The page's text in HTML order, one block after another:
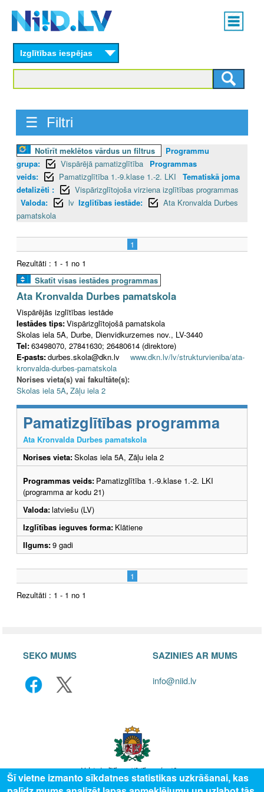
content
Main
menu
Izglītības iespējas
☰ Filtri
Notīrīt meklētos vārdus un filtrus
Programmu
grupa:
Vispārējā pamatizglītība
Programmas
veids:
Pamatizglītība 1.-9.klase 1.-2. LKI
Tematiskā joma
detalizēti :
Vispārizglītojoša virziena izglītības programmas
Valoda:
lv Izglītības iestāde:
Ata Kronvalda Durbes
pamatskola
1
Rezultāti : 1 - 1 no 1
Skatīt visas iestādes programmas
Ata Kronvalda Durbes pamatskola
Vispārējās izglītības iestāde
Iestādes tips:Vispārizglītojošā pamatskola
Skolas iela 5A, Durbe, Dienvidkurzemes nov., LV-3440
Tel:63498070, 27841630; 26480614 (direktore)
E-pasts:durbes.skola@dkn.lv www.dkn.lv/lv/strukturvieniba/ata-
kronvalda-durbes-pamatskola
Norises vieta(s) vai fakultāte(s):
Skolas iela 5A, Zāļu iela 2
Pamatizglītības programma
Ata Kronvalda Durbes pamatskola
Norises vieta:Skolas iela 5A, Zāļu iela 2
Programmas veids: Pamatizglītība 1.-9.klase 1.-2. LKI
(programma ar kodu 21)
Valoda:latviešu (LV)
Izglītības ieguves forma: Klātiene
Ilgums:9 gadi
1
Rezultāti : 1 - 1 no 1
SEKO MUMS SAZINIES AR MUMS
info@niid.lv
Šī vietne izmanto sīkdatnes statistikas uzkrāšanai, kas